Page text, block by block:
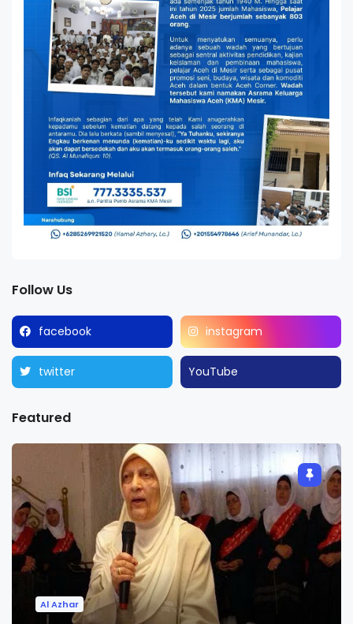
Follow Us
facebook instagram
twitter YouTube
Featured
Al Azhar